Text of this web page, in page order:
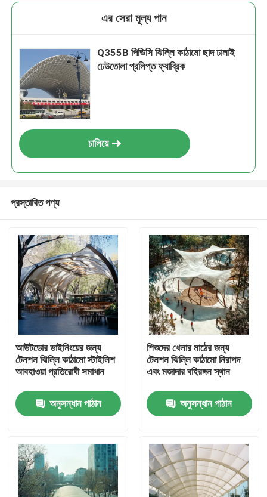
বাড়ি
পণ্য
আমাদের সম্পর্কে
এর সেরা মূল্য পান
Q355B পিভিসি ঝিল্লি কাঠামো ছাদ ঢালাই
ঢেউতোলা প্রলিপ্ত ফ্যাব্রিক
চালিয়ে
প্রস্তাবিত পণ্য
আউটডোর ডাইনিংয়ের জন্য
টেনশন ঝিল্লি কাঠামো স্টাইলিশ
আবহাওয়া প্রতিরোধী সমাধান
অনুসন্ধান পাঠান
শিশুদের খেলার মাঠের জন্য
টেনশন ঝিল্লি কাঠামো নিরাপদ
এবং মজাদার বহিরঙ্গন স্থান
অনুসন্ধান পাঠান